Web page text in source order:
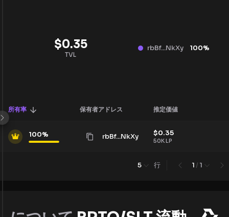
$0.35
TVL
rbBf...NkXy 100%
所有率 保有者アドレス 推定価値
100% rbBf...NkXy $0.35
50KLP
5 行 1 / 1